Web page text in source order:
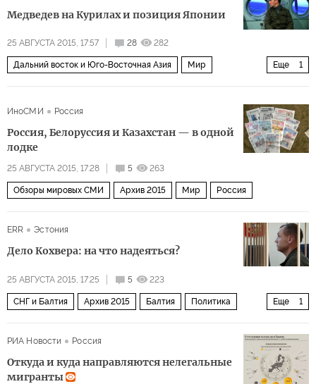
Медведев на Курилах и позиция Японии
25 АВГУСТА 2015, 17:57 28 282
Еще 1
Дальний восток и Юго-Восточная Азия Мир
ИноСМИ Россия
Россия, Белоруссия и Казахстан — в одной
лодке
25 АВГУСТА 2015, 17:28 5 263
Обзоры мировых СМИ Архив 2015 Мир Россия
ERR Эстония
Дело Кохвера: на что надеяться?
25 АВГУСТА 2015, 17:25 5 223
Еще 1
СНГ и Балтия Архив 2015 Балтия Политика
РИА Новости
Россия
Откуда и куда направляются нелегальные
мигранты